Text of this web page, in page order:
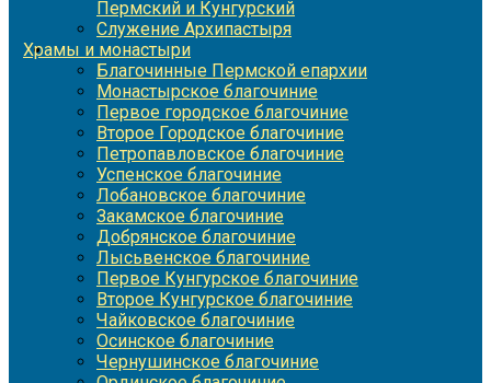
Пермский и Кунгурский
Служение Архипастыря
Храмы и монастыри
Благочинные Пермской епархии
Монастырское благочиние
Первое городское благочиние
Второе Городское благочиние
Петропавловское благочиние
Успенское благочиние
Лобановское благочиние
Закамское благочиние
Добрянское благочиние
Лысьвенское благочиние
Первое Кунгурское благочиние
Второе Кунгурское благочиние
Чайковское благочиние
Осинское благочиние
Чернушинское благочиние